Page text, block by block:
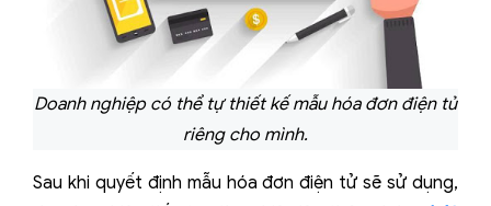
Doanh nghiệp có thể tự thiết kế mẫu hóa đơn điện tử
riêng cho mình.
Sau khi quyết định mẫu hóa đơn điện tử sẽ sử dụng,